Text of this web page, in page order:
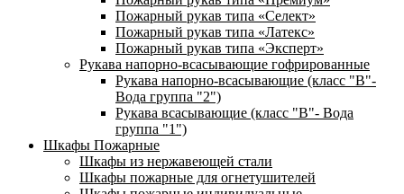
Пожарный рукав типа «Селект»
Пожарный рукав типа «Латекс»
Пожарный рукав типа «Эксперт»
Рукава напорно-всасывающие гофрированные
Рукава напорно-всасывающие (класс "В"-
Вода группа "2")
Рукава всасывающие (класс "В"- Вода
группа "1")
Шкафы Пожарные
Шкафы из нержавеющей стали
Шкафы пожарные для огнетушителей